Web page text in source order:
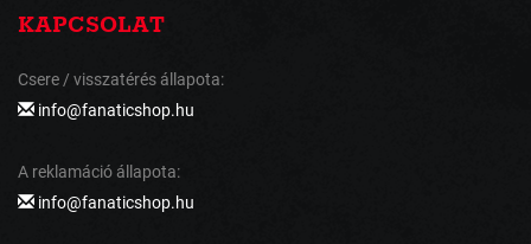
KAPCSOLAT
Csere / visszatérés állapota:
info@fanaticshop.hu
A reklamáció állapota:
info@fanaticshop.hu